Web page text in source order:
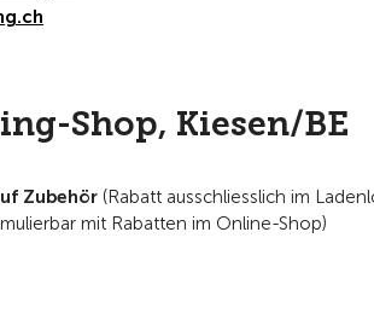
Shop, Kiesen/BE
Zubehör (Rabatt ausschliesslich im
mit Rabatten im Online-Shop)